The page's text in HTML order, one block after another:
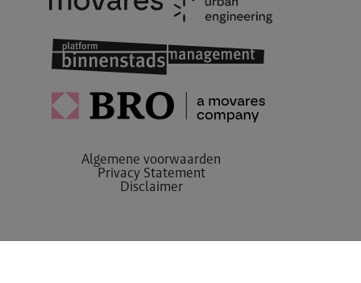
Algemene voorwaarden
Privacy Statement
Disclaimer